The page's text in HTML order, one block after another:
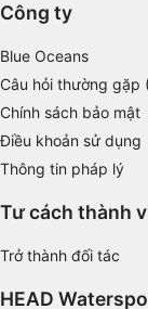
Công ty
Blue Oceans
Câu hỏi thường gặp
Chính sách bảo mật
Điều khoản sử dụng
Thông tin pháp lý
Tư cách thành
Trở thành đối tác
HEAD
Use precise
Identify
actively
Non-IAB processing
Necessary